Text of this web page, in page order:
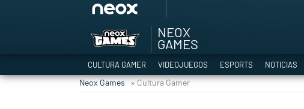
TGA Tercera gala
NEOX
GAMES
CULTURA GAMER VIDEOJUEGOS ESPORTS NOTICIAS
Neox Games » Cultura Gamer